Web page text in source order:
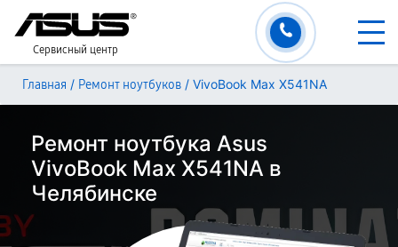
Сервисный центр
Главная / Ремонт ноутбуков / VivoBook Max X541NA
Ремонт ноутбука Asus
VivoBook Max X541NA в
Челябинске